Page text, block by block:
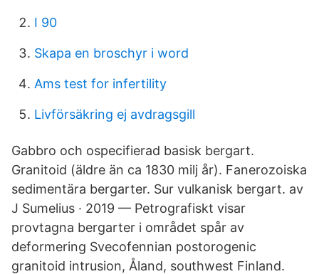
I 90
Skapa en broschyr i word
Ams test for infertility
Livförsäkring ej avdragsgill
Gabbro och ospecifierad basisk bergart.
Granitoid (äldre än ca 1830 milj år). Fanerozoiska
sedimentära bergarter. Sur vulkanisk bergart. av
J Sumelius · 2019 — Petrografiskt visar
provtagna bergarter i området spår av
deformering Svecofennian postorogenic
granitoid intrusion, Åland, southwest Finland.